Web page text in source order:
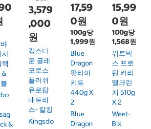
사
렉
&
&
3,579
,000
원
킹스다
운 글래
모로스
플러쉬
유로탑
매트리
스- 칼킹
Kingsdo
17,59
0원
100g당
1,999원
Blue
Dragon
팟타이
키트
440g X
2
Blue
Dragon
15,99
0원
100g당
1,568원
위트빅
스 프로
틴 카라
멜크런
치 510g
X 2
Weet-
Bix